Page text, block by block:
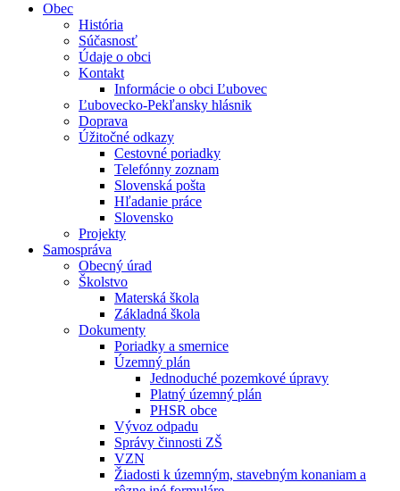
Obec
História
Súčasnosť
Údaje o obci
Kontakt
Informácie o obci Ľubovec
Ľubovecko-Pekľansky hlásnik
Doprava
Úžitočné odkazy
Cestovné poriadky
Telefónny zoznam
Slovenská pošta
Hľadanie práce
Slovensko
Projekty
Samospráva
Obecný úrad
Školstvo
Materská škola
Základná škola
Dokumenty
Poriadky a smernice
Územný plán
Jednoduché pozemkové úpravy
Platný územný plán
PHSR obce
Vývoz odpadu
Správy činnosti ZŠ
VZN
Žiadosti k územným, stavebným konaniam a